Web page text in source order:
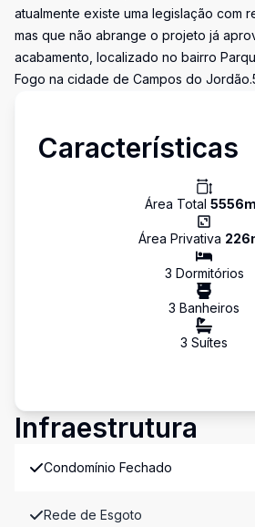
atualmente existe uma legislação com
mas que não abrange o projeto já
acabamento, localizado no bairro
Fogo na cidade de Campos do
Características
Área Total 5556
Área Privativa 226
3 Dormitórios
3 Banheiros
3 Suítes
Infraestrutura
Condomínio Fechado
Rede de Esgoto